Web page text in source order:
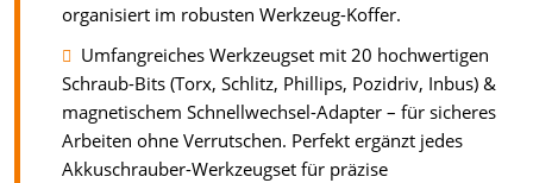
organisiert im robusten Werkzeug-Koffer.
Umfangreiches Werkzeugset mit 20 hochwertigen
Schraub-Bits (Torx, Schlitz, Phillips, Pozidriv, Inbus) &
magnetischem Schnellwechsel-Adapter – für sicheres
Arbeiten ohne Verrutschen. Perfekt ergänzt jedes
Akkuschrauber-Werkzeugset für präzise